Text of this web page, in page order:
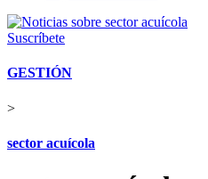
Suscríbete
GESTIÓN
>
sector acuícola